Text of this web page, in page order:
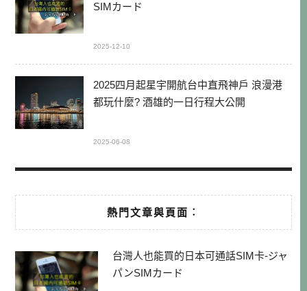
SIMカード
2025-12-10
2025四月起星宇開航台中直飛神戶 浪漫港
都玩什麼? 酒雄的一日行程大公開
2025-06-08
熱門文章與頁面︰
台灣人也能買的日本可通話SIM卡-ジャ
パンSIMカード